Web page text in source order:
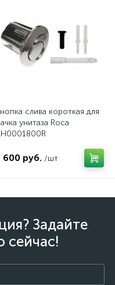
слива короткая для
унитаза Roca
600 руб. /шт
Задайте
сейчас!